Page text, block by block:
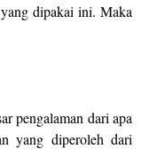
dipakai ini. Maka
pengalaman dari apa
yang diperoleh dari